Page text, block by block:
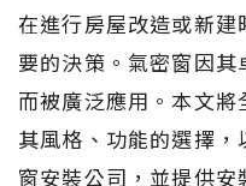
在進行房屋改造或新
要的決策。氣密窗因
而被廣泛應用。本文
其風格、功能的選擇
窗安裝公司，並提供